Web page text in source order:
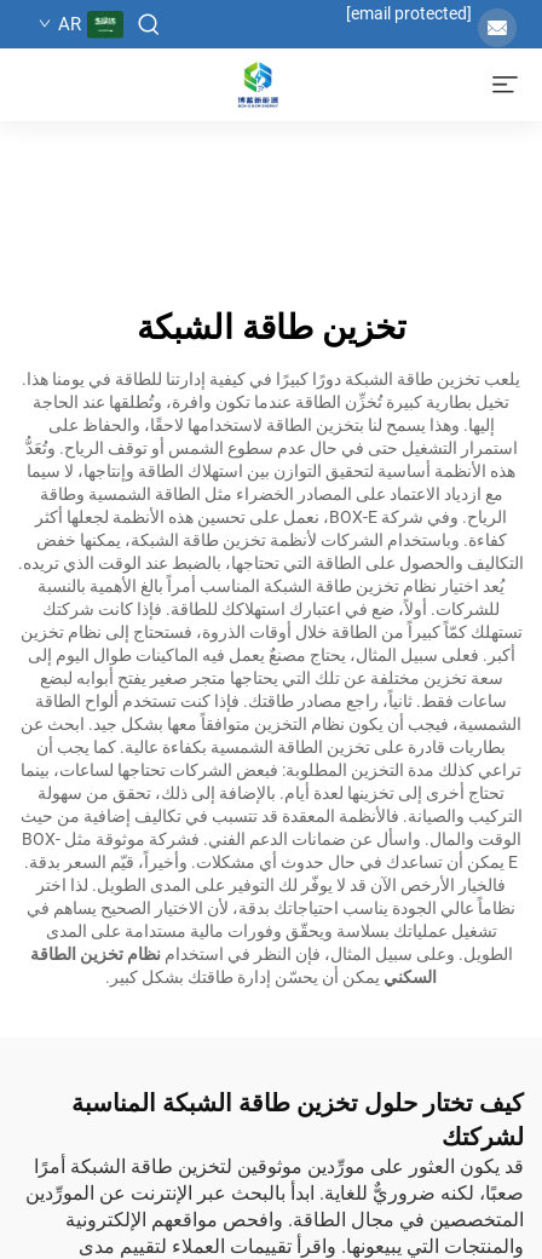
[email protected]
AR
تخزين طاقة الشبكة
يلعب تخزين طاقة الشبكة دورًا كبيرًا في كيفية إدارتنا للطاقة في يومنا هذا.
تخيل بطارية كبيرة تُخزِّن الطاقة عندما تكون وافرة، وتُطلقها عند الحاجة
إليها. وهذا يسمح لنا بتخزين الطاقة لاستخدامها لاحقًا، والحفاظ على
استمرار التشغيل حتى في حال عدم سطوع الشمس أو توقف الرياح. وتُعَدُّ
هذه الأنظمة أساسية لتحقيق التوازن بين استهلاك الطاقة وإنتاجها، لا سيما
مع ازدياد الاعتماد على المصادر الخضراء مثل الطاقة الشمسية وطاقة
الرياح. وفي شركة BOX-E، نعمل على تحسين هذه الأنظمة لجعلها أكثر
كفاءة. وباستخدام الشركات لأنظمة تخزين طاقة الشبكة، يمكنها خفض
التكاليف والحصول على الطاقة التي تحتاجها، بالضبط عند الوقت الذي تريده.
يُعد اختيار نظام تخزين طاقة الشبكة المناسب أمراً بالغ الأهمية بالنسبة
للشركات. أولاً، ضع في اعتبارك استهلاكك للطاقة. فإذا كانت شركتك
تستهلك كمّاً كبيراً من الطاقة خلال أوقات الذروة، فستحتاج إلى نظام تخزين
أكبر. فعلى سبيل المثال، يحتاج مصنعٌ يعمل فيه الماكينات طوال اليوم إلى
سعة تخزين مختلفة عن تلك التي يحتاجها متجر صغير يفتح أبوابه لبضع
ساعات فقط. ثانياً، راجع مصادر طاقتك. فإذا كنت تستخدم ألواح الطاقة
الشمسية، فيجب أن يكون نظام التخزين متوافقاً معها بشكل جيد. ابحث عن
بطاريات قادرة على تخزين الطاقة الشمسية بكفاءة عالية. كما يجب أن
تراعي كذلك مدة التخزين المطلوبة: فبعض الشركات تحتاجها لساعات، بينما
تحتاج أخرى إلى تخزينها لعدة أيام. بالإضافة إلى ذلك، تحقق من سهولة
التركيب والصيانة. فالأنظمة المعقدة قد تتسبب في تكاليف إضافية من حيث
الوقت والمال. واسأل عن ضمانات الدعم الفني. فشركة موثوقة مثل BOX-
E يمكن أن تساعدك في حال حدوث أي مشكلات. وأخيراً، قيّم السعر بدقة.
فالخيار الأرخص الآن قد لا يوفّر لك التوفير على المدى الطويل. لذا اختر
نظاماً عالي الجودة يناسب احتياجاتك بدقة، لأن الاختيار الصحيح يساهم في
تشغيل عملياتك بسلاسة ويحقّق وفورات مالية مستدامة على المدى
الطويل. وعلى سبيل المثال، فإن النظر في استخدامنظام تخزين الطاقة
السكني يمكن أن يحسّن إدارة طاقتك بشكل كبير.
كيف تختار حلول تخزين طاقة الشبكة المناسبة
لشركتك
قد يكون العثور على مورِّدين موثوقين لتخزين طاقة الشبكة أمرًا
صعبًا، لكنه ضروريٌّ للغاية. ابدأ بالبحث عبر الإنترنت عن المورِّدين
المتخصصين في مجال الطاقة. وافحص مواقعهم الإلكترونية
والمنتجات التي يبيعونها. واقرأ تقييمات العملاء لتقييم مدى